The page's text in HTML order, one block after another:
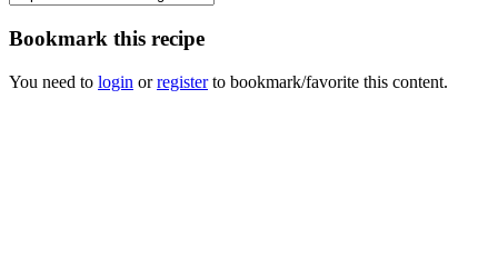
Bookmark this recipe
You need to login orregisterto bookmark/favorite this content.